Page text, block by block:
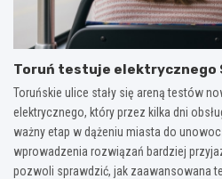
Toruń testuje elektrycznego
Toruńskie ulice stały się areną testów
elektrycznego, który przez kilka dni
ważny etap w dążeniu miasta do
wprowadzenia rozwiązań bardziej
pozwoli sprawdzić, jak zaawansowana